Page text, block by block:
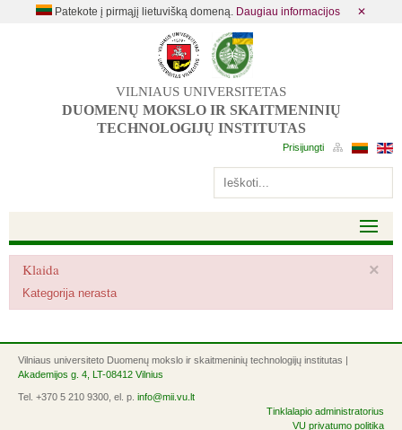
Patekote į pirmąjį lietuvišką domeną. Daugiau informacijos ✕
VILNIAUS UNIVERSITETAS
DUOMENŲ MOKSLO IR SKAITMENINIŲ
TECHNOLOGIJŲ INSTITUTAS
×
Klaida
Kategorija nerasta
Vilniaus universiteto Duomenų mokslo ir skaitmeninių technologijų institutas |
Akademijos g. 4, LT-08412 Vilnius
Tel. +370 5 210 9300, el. p. info@mii.vu.lt
Tinklalapio administratorius
VU privatumo politika